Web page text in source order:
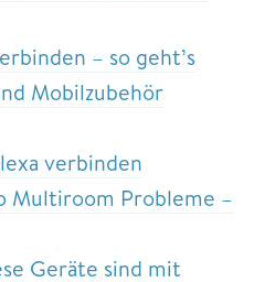
– so geht’s
Mobilzubehör
verbinden
Multiroom Probleme –
Geräte sind mit